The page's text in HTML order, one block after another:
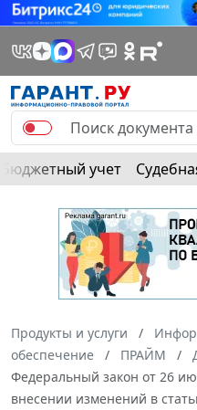
Бюджетный учет
Продукты и услуги
обеспечение
ПРАЙМ
Федеральный закон от 26
внесении изменений в